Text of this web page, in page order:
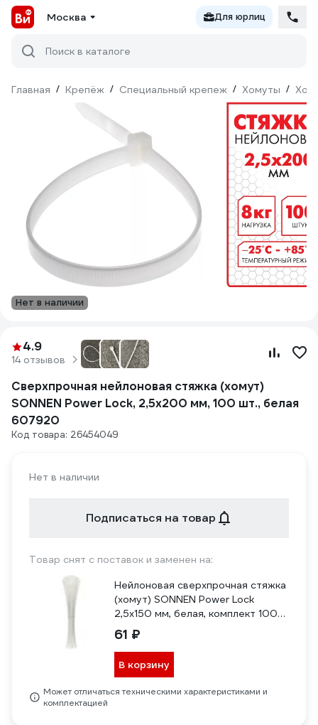
Москва Для юрлиц
Поиск в каталоге
Главная / Крепёж / Специальный крепеж / Хомуты /
Нет в наличии
4.9
14 отзывов
Сверхпрочная нейлоновая стяжка (хомут)
SONNEN Power Lock, 2,5x200 мм, 100 шт., белая
607920
Код товара: 26454049
Нет в наличии
Подписаться на товар
Товар снят с поставок и заменен на:
Нейлоновая сверхпрочная стяжка
(хомут) SONNEN Power Lock
2,5x150 мм, белая, комплект 100
шт. 607919
61 ₽
В корзину
Может отличаться техническими характеристиками и
комплектацией